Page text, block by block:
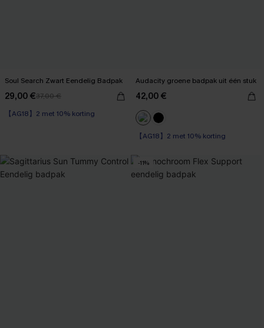
Soul Search Zwart Eendelig Badpak
29,00 €37,00 €
【AG18】2 met 10% korting
Audacity groene badpak uit één stuk
42,00 €
【AG18】2 met 10% korting
Op voorraad
-11%